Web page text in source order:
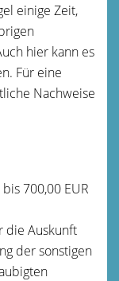
einige Zeit,
hier kann es
Für eine
Nachweise
700,00 EUR
die Auskunft
der sonstigen